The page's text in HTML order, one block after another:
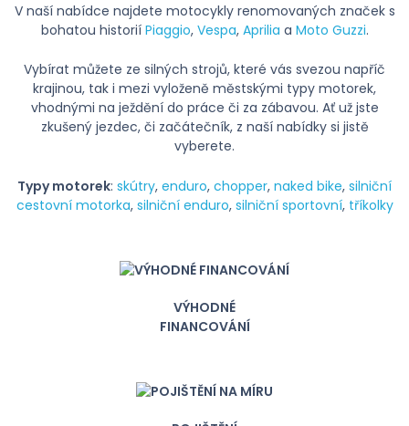
V naší nabídce najdete motocykly renomovaných značek s
bohatou historií Piaggio, Vespa, Aprilia a Moto Guzzi.
Vybírat můžete ze silných strojů, které vás svezou napříč
krajinou, tak i mezi vyloženě městskými typy motorek,
vhodnými na ježdění do práce či za zábavou. Ať už jste
zkušený jezdec, či začátečník, z naší nabídky si jistě
vyberete.
Typy motorek: skútry, enduro, chopper, naked bike, silniční
cestovní motorka, silniční enduro, silniční sportovní, tříkolky
VÝHODNÉ
FINANCOVÁNÍ